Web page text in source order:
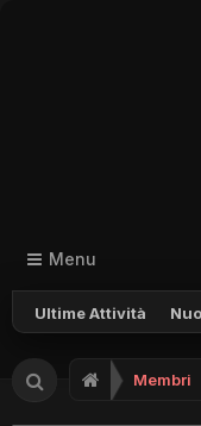
Menu
Ultime Attività
Membri